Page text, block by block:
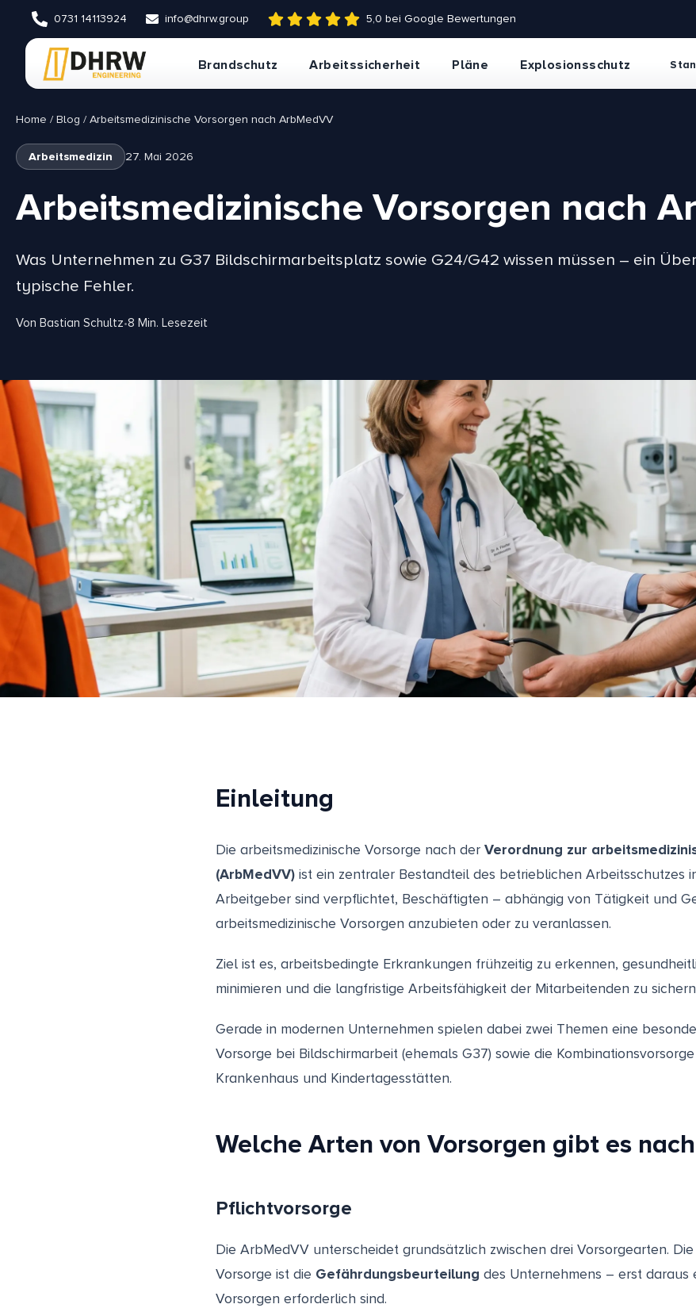
0731 14113924 info@dhrw.group 5,0 bei Google Bewertungen
Brandschutz Arbeitssicherheit Pläne Explosionsschutz
×
Brandschutz
Pläne Explosionsschutz
Standorte Blog
Kontakt
Home / Blog / Arbeitsmedizinische Vorsorgen nach ArbMedVV
Arbeitsmedizin 27. Mai 2026
Arbeitsmedizinische Vorsorgen nach
Was Unternehmen zu G37 Bildschirmarbeitsplatz sowie G24/G42 wissen müssen – ein
typische Fehler.
Von Bastian Schultz•8 Min. Lesezeit
Einleitung
Die arbeitsmedizinische Vorsorge nach der Verordnung zur
(ArbMedVV) ist ein zentraler Bestandteil des betrieblichen Arbeitsschutzes
Arbeitgeber sind verpflichtet, Beschäftigten – abhängig von Tätigkeit und
arbeitsmedizinische Vorsorgen anzubieten oder zu veranlassen.
Ziel ist es, arbeitsbedingte Erkrankungen frühzeitig zu erkennen,
minimieren und die langfristige Arbeitsfähigkeit der Mitarbeitenden zu
Gerade in modernen Unternehmen spielen dabei zwei Themen eine
Vorsorge bei Bildschirmarbeit (ehemals G37) sowie die
Krankenhaus und Kindertagesstätten.
Welche Arten von Vorsorgen gibt es
Pflichtvorsorge
Die ArbMedVV unterscheidet grundsätzlich zwischen drei Vorsorgearten.
Vorsorge ist die Gefährdungsbeurteilung des Unternehmens – erst daraus
Vorsorgen erforderlich sind.